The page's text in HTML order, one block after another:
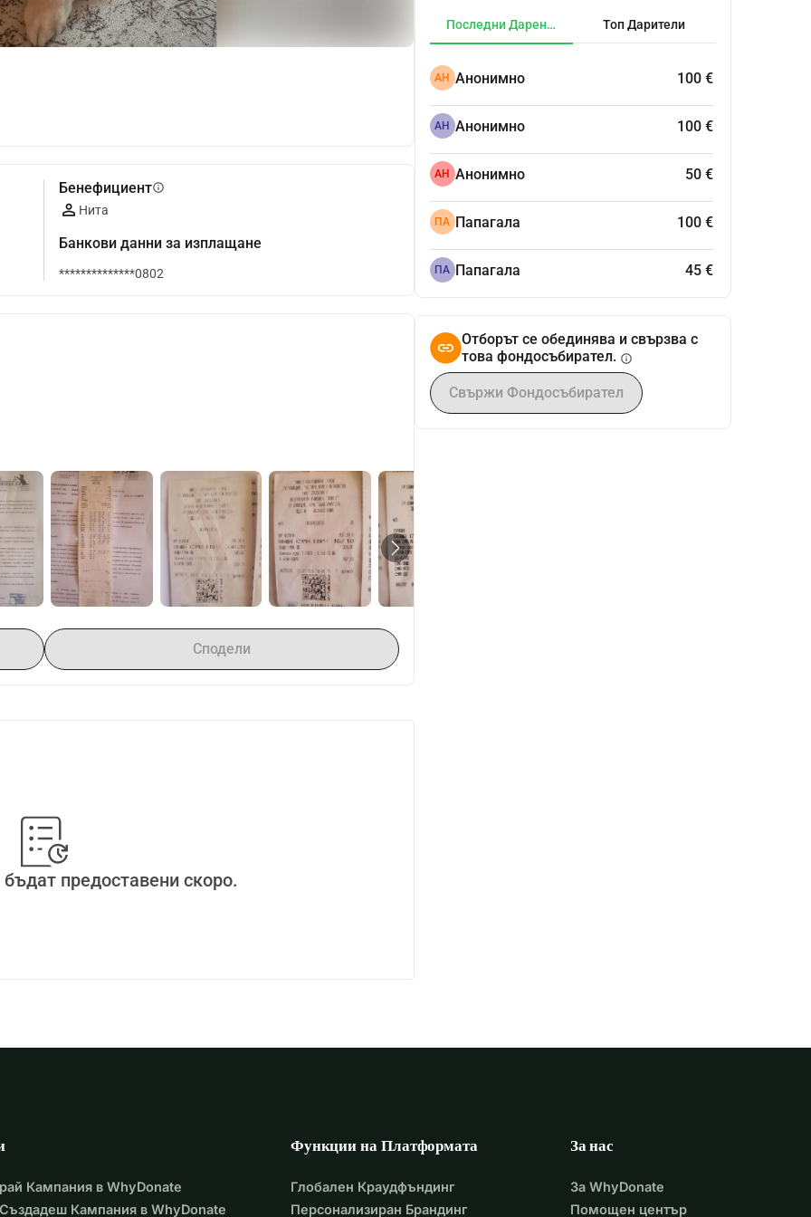
Бенефициентinfo
Нита
Банкови данни за изплащане
**************0802
Сподели
предоставени скоро.
Последни Дарения Топ Дарители
АН Анонимно 100 €
АН Анонимно 100 €
АН Анонимно 50 €
ПА Папагала 100 €
ПА Папагала 45 €
Отборът се обединява и свързва с
това фондосъбирател. info
Свържи Фондосъбирател
Кампания в WhyDonate
Кампания в WhyDonate
Функции на Платформата
Глобален Краудфъндинг
Персонализиран Брандинг
За нас
За WhyDonate
Помощен център